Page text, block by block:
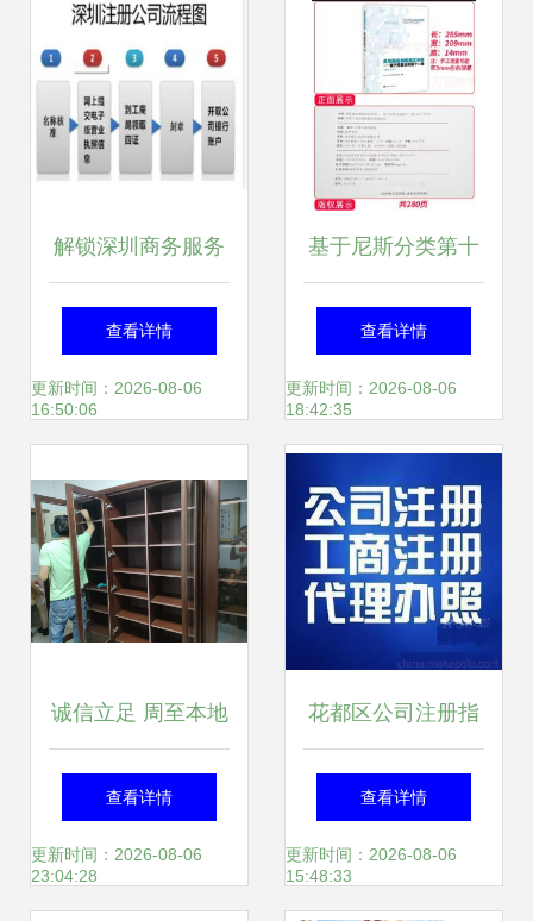
海服务站成功举办 态升级
解锁深圳商务服务
新标杆 华智中天公
司注册全流程解析
服务
查看详情
更新时间：2026-08-06
16:50:06
基于尼斯分类第十
一版2018文本的类
似商品与服务区分
解析 以投资咨询服
务为焦点
查看详情
更新时间：2026-08-06
18:42:35
诚信立足 周至本地
搬家公司如何用诚
信服务赢得客户信
查看详情
更新时间：2026-08-06
23:04:28
花都区公司注册指
南 从花东物流到狮
岭皮革城的创业必
查看详情
更新时间：2026-08-06
15:48:33